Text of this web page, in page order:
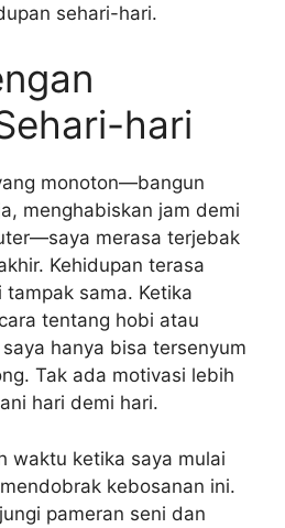
sehari-hari.
hari
monoton—bangun
menghabiskan jam demi
merasa terjebak
Kehidupan terasa
sama. Ketika
tentang hobi atau
hanya bisa tersenyum
Tak ada motivasi lebih
hari demi hari.
waktu ketika saya mulai
kebosanan ini.
pameran seni dan